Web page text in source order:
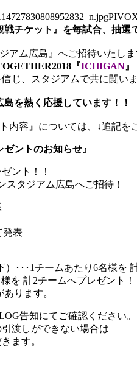
戦チケット』を毎試合、抽選
アム広島』へご招待いたしま
『ICHIGAN 』
じ、スタジアムで共に闘い
を熱く応援しています！！
内容』については、↓追記を
ントのお知らせ』
ント！！
スタジアム広島へご招待！
表
･･･1チームあたり6名様を
を 計2チームへプレゼント！
ります。
告知にてご確認ください。
渡しができない場合は
ます。